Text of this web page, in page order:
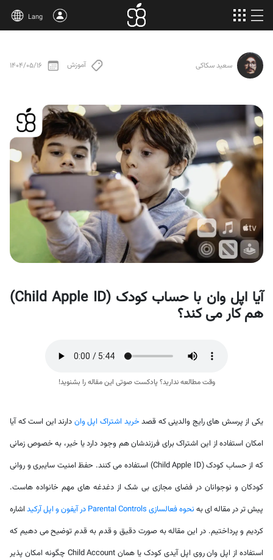
محصولات بیشتر
درباره‌ی ما
قوانین
Lang
سعید سکاکی آموزش 1404/05/16
آیا اپل وان با حساب کودک (Child Apple ID)
هم کار می کند؟
وقت مطالعه ندارید؟ پادکست صوتی این مقاله را بشنوید!
یکی از پرسش های رایج والدینی که قصدخرید اشتراک اپل وان دارند این است که آیا
امکان استفاده از این اشتراک برای فرزندشان هم وجود دارد یا خیر، به خصوص زمانی
که از حساب کودک (Child Apple ID) استفاده می کنند. حفظ امنیت سایبری و روانی
کودکان و نوجوانان در فضای مجازی بی شک از دغدغه های مهم خانواده هاست.
پیش تر در مقاله ای به نحوه فعالسازی Parental Controls در آیفون و اپل آرکید
اشاره
کردیم و پرداختیم. در این مقاله به صورت دقیق و قدم به قدم توضیح می دهیم که
استفاده از اپل وان روی اپل آیدی کودک یا همان Child Account چگونه امکان پذیر